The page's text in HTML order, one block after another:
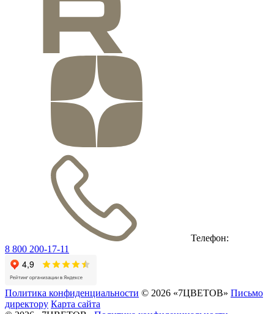
Телефон:
8 800 200-17-11
Политика конфиденциальности © 2026 «7ЦВЕТОВ» Письмо
директору Карта сайта